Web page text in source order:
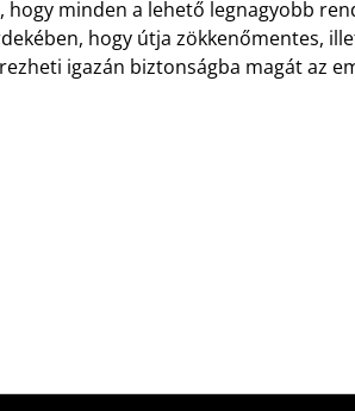
hogy minden a lehető legnagyobb
hogy útja zökkenőmentes,
igazán biztonságba magát az